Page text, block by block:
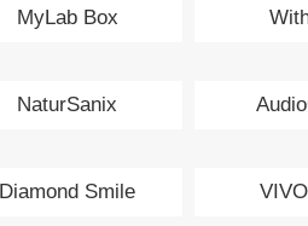
MyLab Box
NaturSanix
Diamond Smile